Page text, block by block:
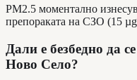
PM2.5 моментално
препораката на СЗО (15
Дали е безбедно да
Ново Село?